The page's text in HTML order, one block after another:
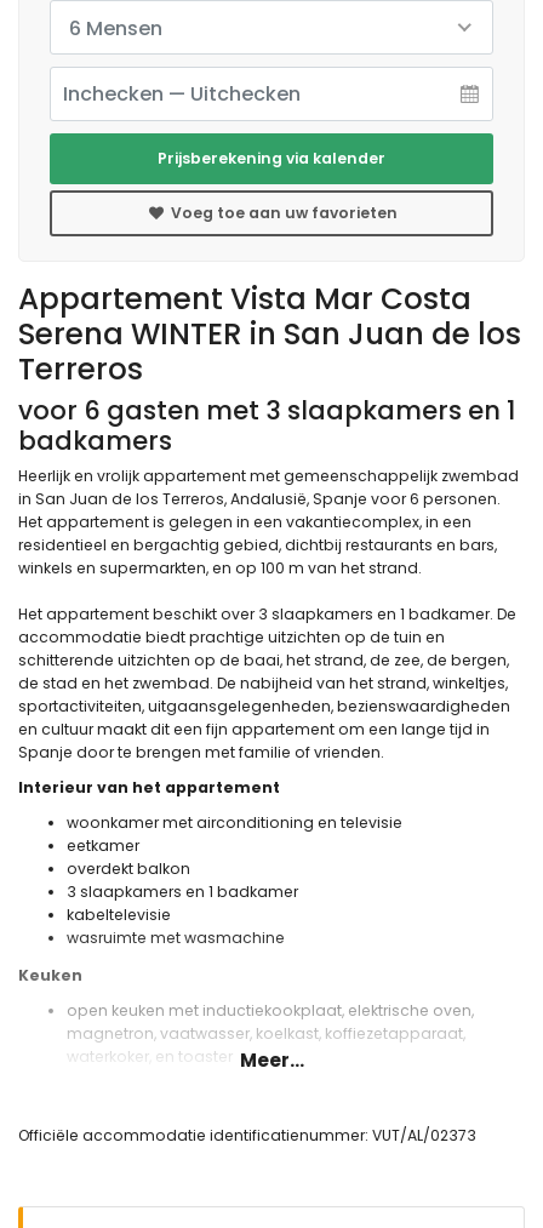
Appartement Vista Mar Costa
Serena WINTER in San Juan de los
Terreros
voor 6 gasten met 3 slaapkamers en 1
badkamers
Heerlijk en vrolijk appartement met gemeenschappelijk zwembad
in San Juan de los Terreros, Andalusië, Spanje voor 6 personen.
Het appartement is gelegen in een vakantiecomplex, in een
residentieel en bergachtig gebied, dichtbij restaurants en bars,
winkels en supermarkten, en op 100 m van het strand.
Het appartement beschikt over 3 slaapkamers en 1 badkamer. De
accommodatie biedt prachtige uitzichten op de tuin en
schitterende uitzichten op de baai, het strand, de zee, de bergen,
de stad en het zwembad. De nabijheid van het strand, winkeltjes,
sportactiviteiten, uitgaansgelegenheden, bezienswaardigheden
en cultuur maakt dit een fijn appartement om een lange tijd in
Spanje door te brengen met familie of vrienden.
Interieur van het appartement
woonkamer met airconditioning en televisie
eetkamer
overdekt balkon
3 slaapkamers en 1 badkamer
kabeltelevisie
wasruimte met wasmachine
Keuken
open keuken met inductiekookplaat, elektrische oven,
magnetron, vaatwasser, koelkast, koffiezetapparaat,
waterkoker, en toaster
slaapkamer met airconditioning, tweepersoonsbed (met
Meer...
Officiële accommodatie identificatienummer: VUT/AL/02373
6 Mensen
Prijsberekening via kalender
Voeg toe aan uw favorieten